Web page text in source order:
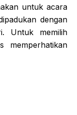
untuk acara
dengan
Untuk memilih
memperhatikan